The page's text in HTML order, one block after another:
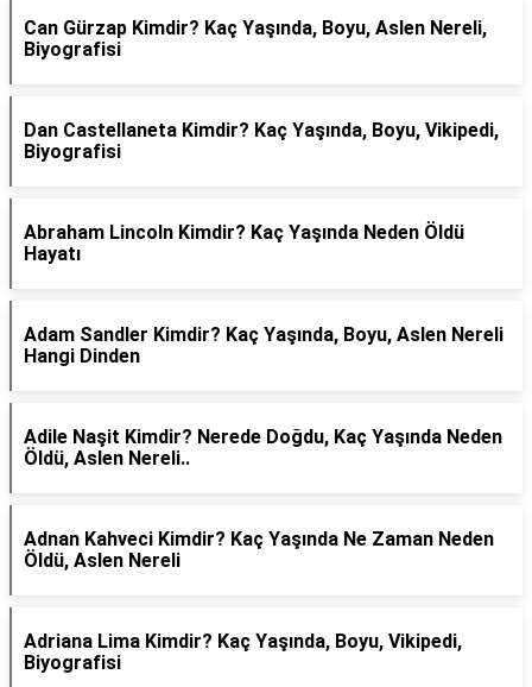
Can Gürzap Kimdir? Kaç Yaşında, Boyu, Aslen Nereli,
Biyografisi
Dan Castellaneta Kimdir? Kaç Yaşında, Boyu, Vikipedi,
Biyografisi
Abraham Lincoln Kimdir? Kaç Yaşında Neden Öldü
Hayatı
Adam Sandler Kimdir? Kaç Yaşında, Boyu, Aslen Nereli
Hangi Dinden
Adile Naşit Kimdir? Nerede Doğdu, Kaç Yaşında Neden
Öldü, Aslen Nereli..
Adnan Kahveci Kimdir? Kaç Yaşında Ne Zaman Neden
Öldü, Aslen Nereli
Adriana Lima Kimdir? Kaç Yaşında, Boyu, Vikipedi,
Biyografisi